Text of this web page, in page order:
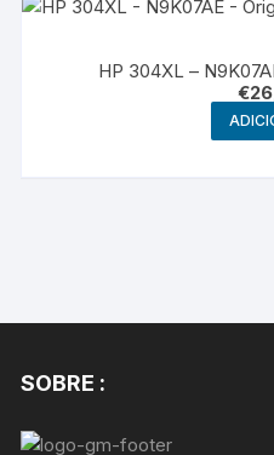
HP 304XL –
€
SOBRE :